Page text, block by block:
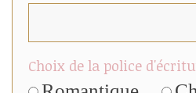
Choix de la police